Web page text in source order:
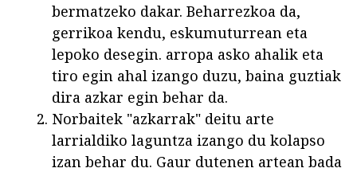
bermatzeko dakar. Beharrezkoa da,
gerrikoa kendu, eskumuturrean eta
lepoko desegin. arropa asko ahalik eta
tiro egin ahal izango duzu, baina guztiak
dira azkar egin behar da.
Norbaitek "azkarrak" deitu arte
larrialdiko laguntza izango du kolapso
izan behar du. Gaur dutenen artean bada